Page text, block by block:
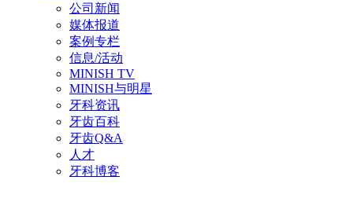
公司新闻
媒体报道
案例专栏
信息/活动
MINISH TV
MINISH与明星
牙科资讯
牙齿百科
牙齿Q&A
人才
牙科博客